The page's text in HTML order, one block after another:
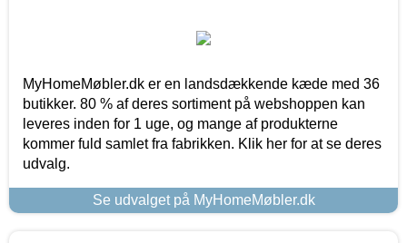
MyHomeMøbler.dk er en landsdækkende kæde med 36
butikker. 80 % af deres sortiment på webshoppen kan
leveres inden for 1 uge, og mange af produkterne
kommer fuld samlet fra fabrikken. Klik her for at se deres
udvalg.
Se udvalget på MyHomeMøbler.dk